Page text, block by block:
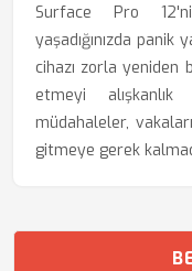
Surface Pro
yaşadığınızda
cihazı zorla
etmeyi
müdahaleler,
gitmeye gerek